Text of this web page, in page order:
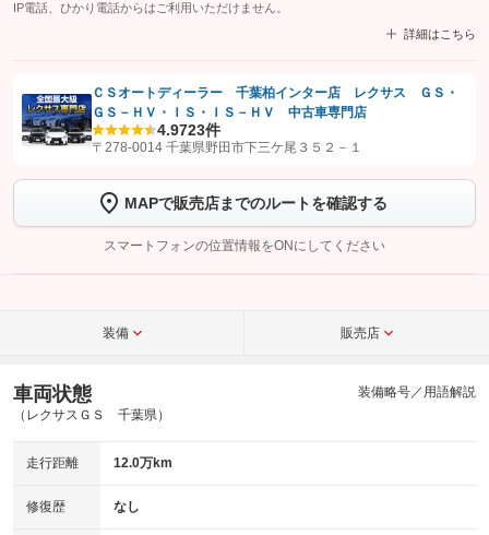
IP電話、ひかり電話からはご利用いただけません。
詳細はこちら
【STEP1】認証画面でグーネットを友だち追加してから「許可する」ボタンを押
します
【STEP2】 トーク画面で
完了してください。
こちら
ＣＳオートディーラー 千葉柏インター店 レクサス ＧＳ・
ＧＳ－ＨＶ・ＩＳ・ＩＳ－ＨＶ 中古車専門店
4.9723件
〒278-0014 千葉県野田市下三ケ尾３５２－１
MAPで販売店までのルートを確認する
スマートフォンの位置情報をONにしてください
装備 販売店
車両状態
（レクサスＧＳ 千葉県）
装備略号／用語解説
走行距離 12.0万km
修復歴 なし